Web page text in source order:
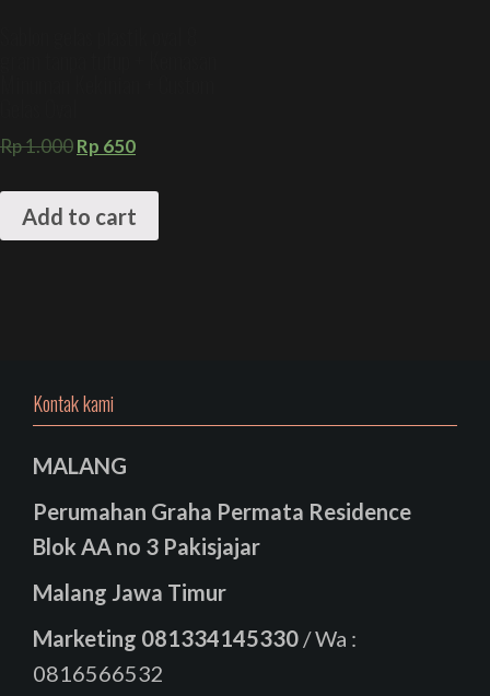
Rp1.000Rp 650
Add to cart
Kontak kami
MALANG
Perumahan Graha Permata Residence
Blok AA no 3 Pakisjajar
Malang Jawa Timur
Marketing 081334145330 / Wa :
0816566532